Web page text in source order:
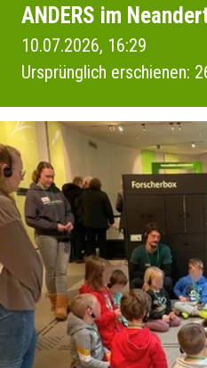
ANDERS im
10.07.2026, 16:29
Ursprünglich erschienen: